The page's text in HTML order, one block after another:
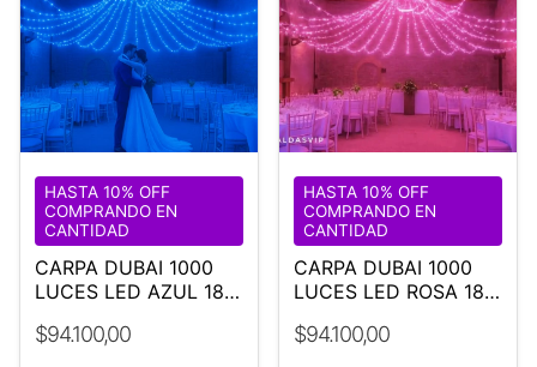
CARPA DUBAI 1000
LUCES LED AZUL 18
EVENTO
$94.100,00
HASTA 10% OFF
COMPRANDO EN
CANTIDAD
CARPA DUBAI 1000
LUCES LED ROSA 18
EVENTO
$94.100,00
HASTA 10% OFF
COMPRANDO EN
CANTIDAD